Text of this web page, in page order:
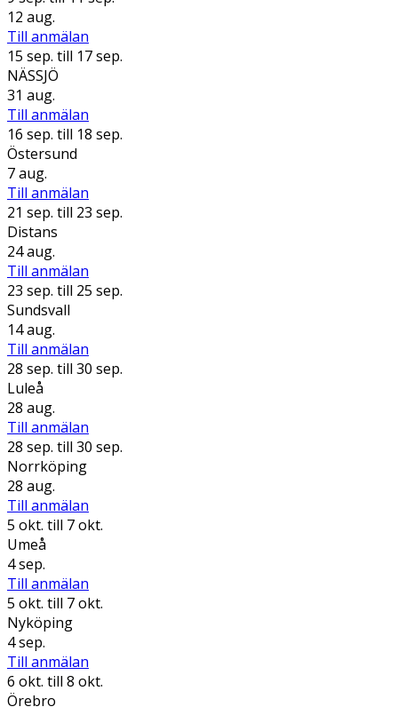
12 aug.
Till anmälan
15 sep. till 17 sep.
NÄSSJÖ
31 aug.
Till anmälan
16 sep. till 18 sep.
Östersund
7 aug.
Till anmälan
21 sep. till 23 sep.
Distans
24 aug.
Till anmälan
23 sep. till 25 sep.
Sundsvall
14 aug.
Till anmälan
28 sep. till 30 sep.
Luleå
28 aug.
Till anmälan
28 sep. till 30 sep.
Norrköping
28 aug.
Till anmälan
5 okt. till 7 okt.
Umeå
4 sep.
Till anmälan
5 okt. till 7 okt.
Nyköping
4 sep.
Till anmälan
6 okt. till 8 okt.
Örebro